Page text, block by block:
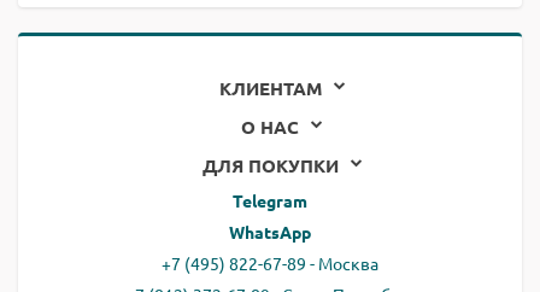
КЛИЕНТАМ
О НАС
ДЛЯ ПОКУПКИ
Telegram
WhatsApp
+7 (495) 822-67-89 - Москва